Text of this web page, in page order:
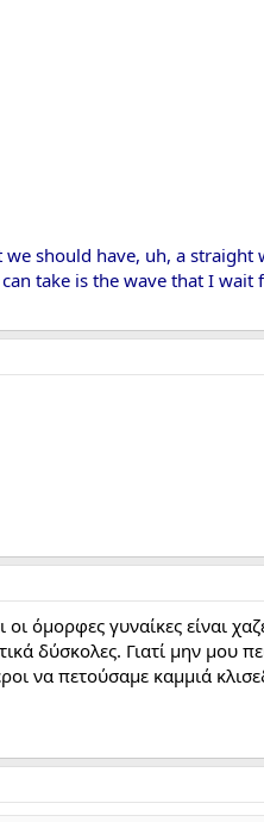
should have, uh, a straight
take is the wave that I wait
όμορφες γυναίκες είναι
δύσκολες. Γιατί μην μου
να πετούσαμε καμμιά